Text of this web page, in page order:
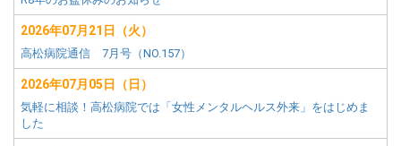
ニ
ュ
ー
2026年07月21日（火）
高松病院通信 7月号（NO.157）
2026年07月05日（日）
気軽に相談！高松病院では「女性メンタルヘルス外来」をはじめま
した